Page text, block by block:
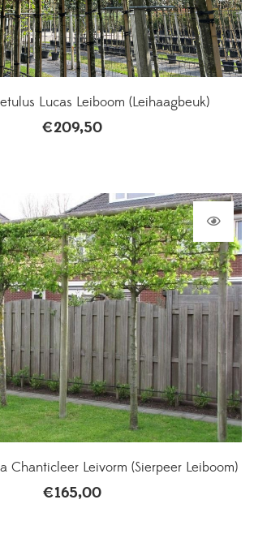
Lucas Leiboom (Leihaagbeuk)
€209,50
Chanticleer Leivorm (Sierpeer Leiboom)
€165,00